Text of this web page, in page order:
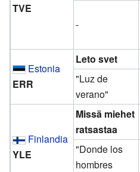
TVE
-
Estonia
ERR
Leto svet
"Luz de
verano"
Finlandia
YLE
Missä miehet
ratsastaa
"Donde los
hombres